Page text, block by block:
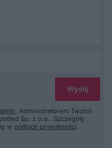
. Administratorem Twoich
Sp. z o.o.. Szczegóły
w polityce prywatności.